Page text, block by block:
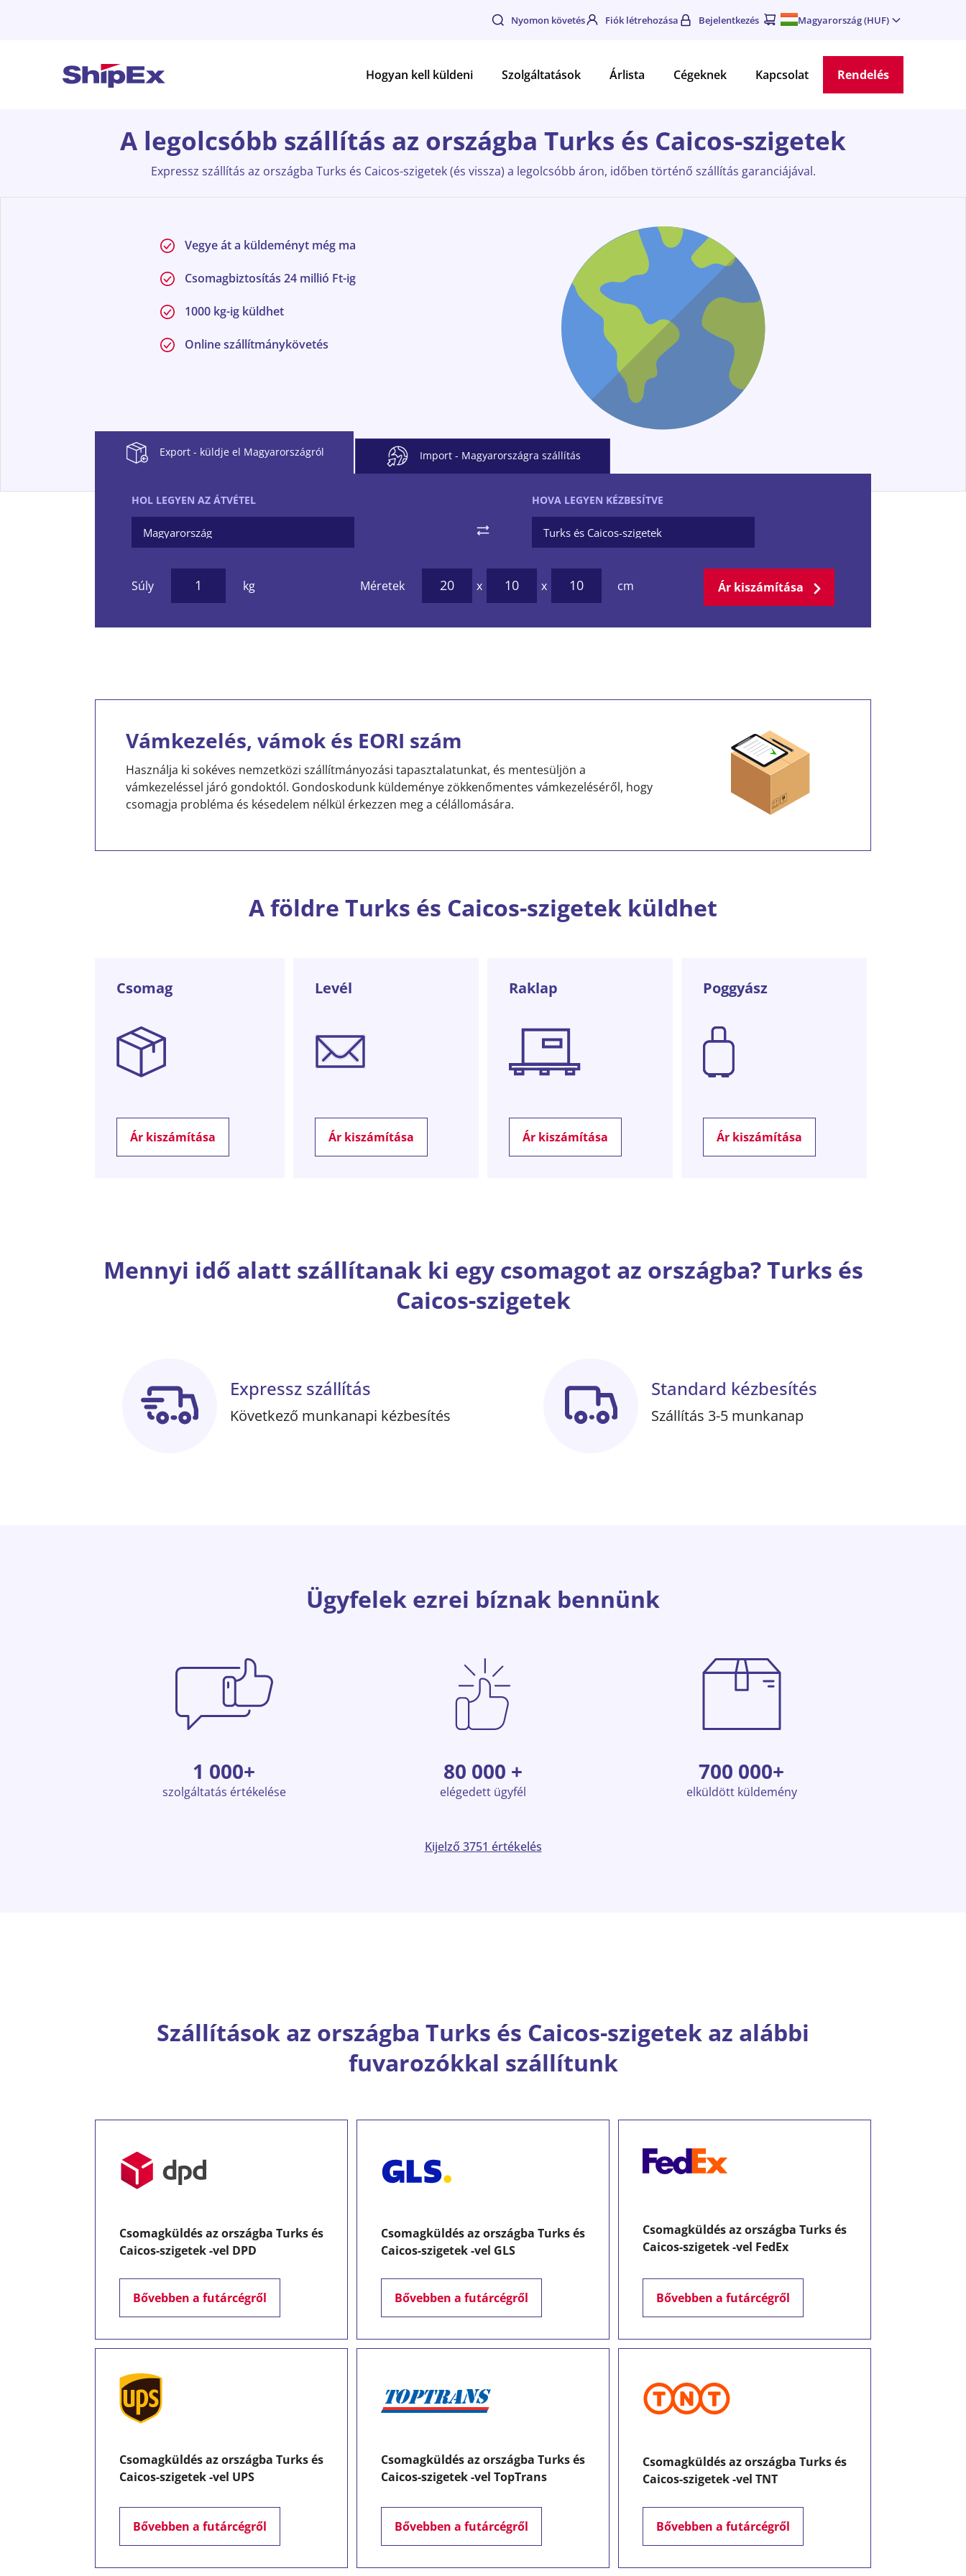
Magyarország (HUF)
Bejelentkezés
Fiók létrehozása
Nyomon követés
Hogyan kell küldeni Szolgáltatások Árlista Cégeknek Kapcsolat Rendelés
A legolcsóbb szállítás az országba Turks és Caicos-szigetek
Expressz szállítás az országba Turks és Caicos-szigetek (és vissza) a legolcsóbb áron, időben történő szállítás garanciájával.
Vegye át a küldeményt még ma
Csomagbiztosítás 24 millió Ft-ig
1000 kg-ig küldhet
Online szállítmánykövetés
Export - küldje el Magyarországról Import - Magyarországra szállítás
HOL LEGYEN AZ ÁTVÉTEL HOVA LEGYEN KÉZBESÍTVE
Súly kg Méretek x x cm Ár kiszámítása
Vámkezelés, vámok és EORI szám
Használja ki sokéves nemzetközi szállítmányozási tapasztalatunkat, és mentesüljön a
vámkezeléssel járó gondoktól. Gondoskodunk küldeménye zökkenőmentes vámkezeléséről, hogy
csomagja probléma és késedelem nélkül érkezzen meg a célállomására.
A földre Turks és Caicos-szigetek küldhet
Csomag
Ár kiszámítása
Levél
Ár kiszámítása
Raklap
Ár kiszámítása
Poggyász
Ár kiszámítása
Mennyi idő alatt szállítanak ki egy csomagot az országba? Turks és
Caicos-szigetek
Expressz szállítás
Következő munkanapi kézbesítés
Standard kézbesítés
Szállítás 3-5 munkanap
Ügyfelek ezrei bíznak bennünk
1 000+
szolgáltatás értékelése
80 000 +
elégedett ügyfél
700 000+
elküldött küldemény
Kijelző 3751 értékelés
Szállítások az országba Turks és Caicos-szigetek az alábbi
fuvarozókkal szállítunk
Csomagküldés az országba Turks és
Caicos-szigetek -vel DPD
Bővebben a futárcégről
Csomagküldés az országba Turks és
Caicos-szigetek -vel GLS
Bővebben a futárcégről
Csomagküldés az országba Turks és
Caicos-szigetek -vel FedEx
Bővebben a futárcégről
Csomagküldés az országba Turks és
Caicos-szigetek -vel UPS
Bővebben a futárcégről
Csomagküldés az országba Turks és
Caicos-szigetek -vel TopTrans
Bővebben a futárcégről
Csomagküldés az országba Turks és
Caicos-szigetek -vel TNT
Bővebben a futárcégről